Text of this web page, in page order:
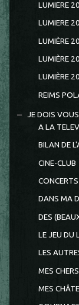
LUMIERE
LUMIERE
LUMIÈRE
LUMIÈRE
LUMIÈRE
REIMS
JE DOIS
A LA
BILAN DE
CINE-CLUB
DANS MA
DES
LE JEU DU
LES
MES
MES